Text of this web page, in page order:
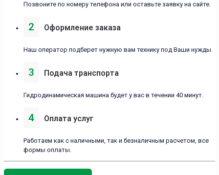
Позвоните по номеру телефона или оставьте заявку на сайте.
2 Оформление заказа
Наш оператор подберет нужную вам технику под Ваши нужды.
3 Подача транспорта
Гидродинамическая машина будет у вас в течении 40 минут.
4 Оплата услуг
Работаем как с наличными, так и безналичным расчетом, все
формы оплаты.